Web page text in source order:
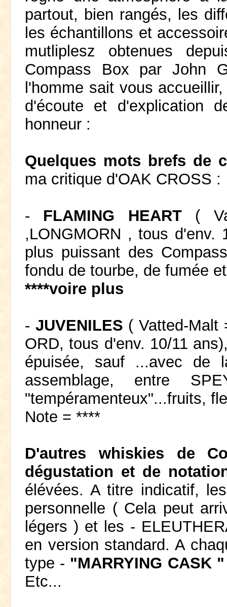
partout, bien rangés, les
les échantillons et
mutliplesz obtenues
Compass Box par John
l'homme sait vous
d'écoute et d'explication
honneur :
Quelques mots brefs de
ma critique d'OAK CROSS :
- FLAMING HEART(
,LONGMORN , tous
plus puissant des
fondu de tourbe, de fumée
****voire plus
- JUVENILES ( Vatted-Malt
ORD, tous d'env. 10/11
épuisée, sauf ...avec de
assemblage, entre
"tempéramenteux"...fruits,
Note = ****
D'autres whiskies de
dégustation et de
élévées. A titre indicatif,
personnelle ( Cela peut
légers ) et les -
en version standard. A
type - "MARRYING CASK "
Etc...